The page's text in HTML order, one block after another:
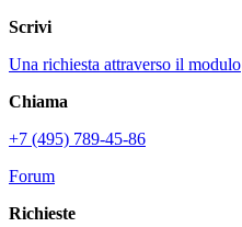
Scrivi
Una richiesta attraverso il modulo
Chiama
+7 (495) 789-45-86
Forum
Richieste